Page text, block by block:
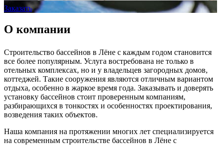
Заказать
О компании
Строительство бассейнов в Лёне с каждым годом становится
все более популярным. Услуга востребована не только в
отельных комплексах, но и у владельцев загородных домов,
коттеджей. Такие сооружения являются отличным вариантом
отдыха, особенно в жаркое время года. Заказывать и доверять
установку бассейнов стоит проверенным компаниям,
разбирающихся в тонкостях и особенностях проектирования,
возведения таких объектов.
Наша компания на протяжении многих лет специализируется
на современным строительстве бассейнов в Лёне с